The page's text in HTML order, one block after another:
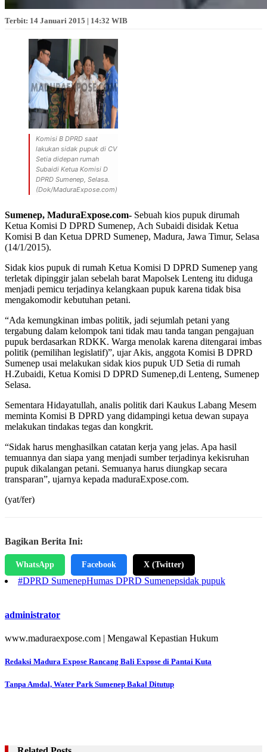
Terbit: 14 Januari 2015 | 14:32 WIB
Komisi B DPRD saat
lakukan sidak pupuk di CV
Setia didepan rumah
Subaidi Ketua Komisi D
DPRD Sumenep, Selasa.
(Dok/MaduraExpose.com)
Sumenep, MaduraExpose.com- Sebuah kios pupuk dirumah
Ketua Komisi D DPRD Sumenep, Ach Subaidi disidak Ketua
Komisi B dan Ketua DPRD Sumenep, Madura, Jawa Timur, Selasa
(14/1/2015).
Sidak kios pupuk di rumah Ketua Komisi D DPRD Sumenep yang
terletak dipinggir jalan sebelah barat Mapolsek Lenteng itu diduga
menjadi pemicu terjadinya kelangkaan pupuk karena tidak bisa
mengakomodir kebutuhan petani.
“Ada kemungkinan imbas politik, jadi sejumlah petani yang
tergabung dalam kelompok tani tidak mau tanda tangan pengajuan
pupuk berdasarkan RDKK. Warga menolak karena ditengarai imbas
politik (pemilihan legislatif)”, ujar Akis, anggota Komisi B DPRD
Sumenep usai melakukan sidak kios pupuk UD Setia di rumah
H.Zubaidi, Ketua Komisi D DPRD Sumenep,di Lenteng, Sumenep
Selasa.
Sementara Hidayatullah, analis politik dari Kaukus Labang Mesem
meminta Komisi B DPRD yang didampingi ketua dewan supaya
melakukan tindakas tegas dan kongkrit.
“Sidak harus menghasilkan catatan kerja yang jelas. Apa hasil
temuannya dan siapa yang menjadi sumber terjadinya kekisruhan
pupuk dikalangan petani. Semuanya harus diungkap secara
transparan”, ujarnya kepada maduraExpose.com.
(yat/fer)
Bagikan Berita Ini:
WhatsApp Facebook X (Twitter)
#DPRD SumenepHumas DPRD Sumenepsidak pupuk
administrator
www.maduraexpose.com | Mengawal Kepastian Hukum
Navigasi
pos
Redaksi Madura Expose Rancang Bali Expose di Pantai Kuta
Tanpa Amdal, Water Park Sumenep Bakal Ditutup